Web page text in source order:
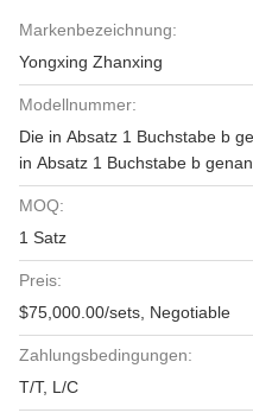
Markenbezeichnung:
Yongxing Zhanxing
Modellnummer:
Die in Absatz 1 Buchstabe b
in Absatz 1 Buchstabe b
MOQ:
1 Satz
Preis:
$75,000.00/sets, Negotiable
Zahlungsbedingungen:
T/T, L/C